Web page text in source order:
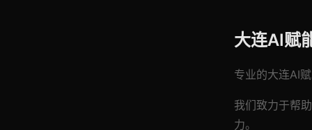
大连AI赋
专业的大连AI
我们致力于帮
力。